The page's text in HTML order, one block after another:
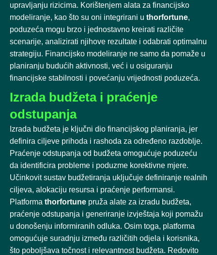
upravljanju rizicima. Korištenjem alata za financijsko
modeliranje, kao što su oni integrirani u thorfortune,
poduzeća mogu brzo i jednostavno kreirati različite
scenarije, analizirati njihove rezultate i odabrati optimalnu
strategiju. Financijsko modeliranje ne samo da pomaže u
planiranju budućih aktivnosti, već i u osiguranju
financijske stabilnosti i povećanju vrijednosti poduzeća.
Izrada budžeta i praćenje
odstupanja
Izrada budžeta je ključni dio financijskog planiranja, jer
definira ciljeve prihoda i rashoda za određeno razdoblje.
Praćenje odstupanja od budžeta omogućuje poduzeću
da identificira probleme i poduzme korektivne mjere.
Učinkovit sustav budžetiranja uključuje definiranje realnih
ciljeva, alokaciju resursa i praćenje performansi.
Platforma thorfortune pruža alate za izradu budžeta,
praćenje odstupanja i generiranje izvještaja koji pomažu
u donošenju informiranih odluka. Osim toga, platforma
omogućuje suradnju između različitih odjela i korisnika,
što poboljšava točnost i relevantnost budžeta. Redovito